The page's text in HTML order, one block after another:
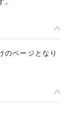
のページとなり